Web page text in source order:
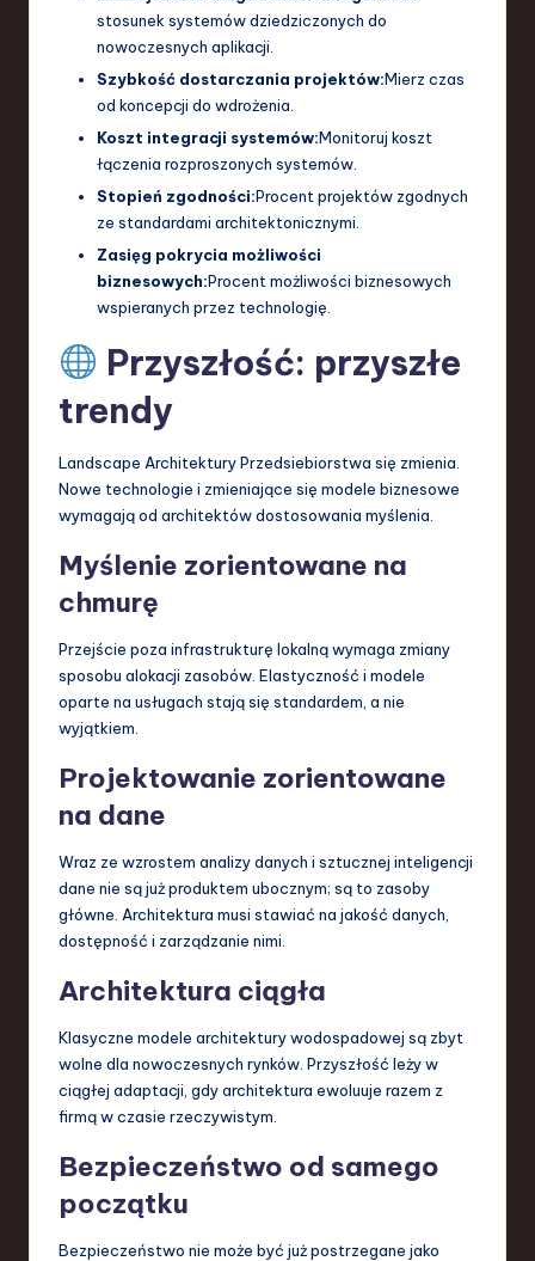
stosunek systemów dziedziczonych do
nowoczesnych aplikacji.
Szybkość dostarczania projektów:Mierz czas
od koncepcji do wdrożenia.
Koszt integracji systemów:Monitoruj koszt
łączenia rozproszonych systemów.
Stopień zgodności:Procent projektów zgodnych
ze standardami architektonicznymi.
Zasięg pokrycia możliwości
biznesowych:Procent możliwości biznesowych
wspieranych przez technologię.
Przyszłość: przyszłe
trendy
Landscape Architektury Przedsiebiorstwa się zmienia.
Nowe technologie i zmieniające się modele biznesowe
wymagają od architektów dostosowania myślenia.
Myślenie zorientowane na
chmurę
Przejście poza infrastrukturę lokalną wymaga zmiany
sposobu alokacji zasobów. Elastyczność i modele
oparte na usługach stają się standardem, a nie
wyjątkiem.
Projektowanie zorientowane
na dane
Wraz ze wzrostem analizy danych i sztucznej inteligencji
dane nie są już produktem ubocznym; są to zasoby
główne. Architektura musi stawiać na jakość danych,
dostępność i zarządzanie nimi.
Architektura ciągła
Klasyczne modele architektury wodospadowej są zbyt
wolne dla nowoczesnych rynków. Przyszłość leży w
ciągłej adaptacji, gdy architektura ewoluuje razem z
firmą w czasie rzeczywistym.
Bezpieczeństwo od samego
początku
Bezpieczeństwo nie może być już postrzegane jako